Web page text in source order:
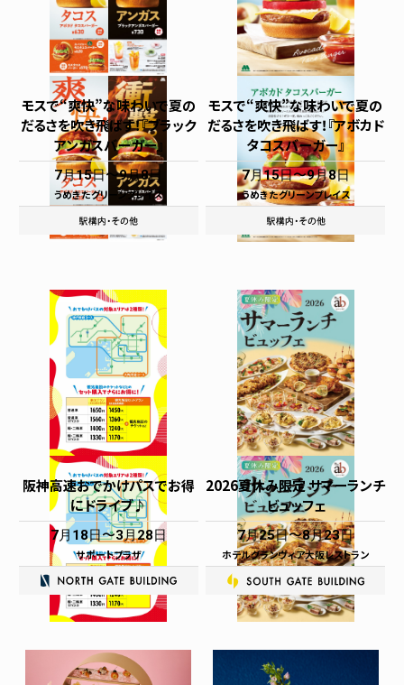
モスで“爽快”な味わいで夏の
だるさを吹き飛ばす！『ブラック
アンガスバーガー』
7月15日 9月8日
うめきたグリーンプレイス
モスで“爽快”な味わいで夏の
だるさを吹き飛ばす！『アボカド
タコスバーガー』
7月15日 9月8日
うめきたグリーンプレイス
阪神高速おでかけパスでお得
にドライブ♪
7月18日 3月28日
サポートプラザ
2026夏休み限定 サマーランチ
ビュッフェ
7月25日 8月23日
ホテルグランヴィア大阪レストラン